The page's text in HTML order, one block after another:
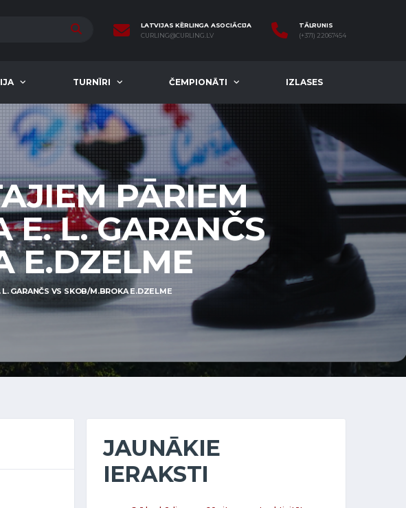
LATVIJAS KĒRLINGA ASOCIĀCIJA
CURLING@CURLING.LV
TĀLRUNIS
(+371) 22067454
TURNĪRI ČEMPIONĀTI IZLASES
PĀRIEM
E. L. GARANČS
E.DZELME
GARANČS VS SKOB/M.BROKA E.DZELME
JAUNĀKIE
IERAKSTI